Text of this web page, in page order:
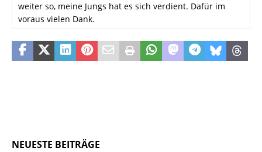
weiter so, meine Jungs hat es sich verdient. Dafür im
voraus vielen Dank.
NEUESTE BEITRÄGE